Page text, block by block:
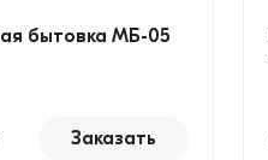
бытовка МБ-05
Заказать